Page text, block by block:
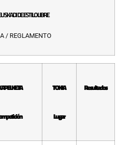
DE ESTILO LIBRE
/ REGLAMENTO
TOKIA
Lugar
Resultados